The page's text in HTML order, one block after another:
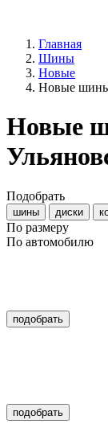
Главная
Шины
Новые
Новые шины
Новые
Подобрать
шины диски
По размеру
По автомобилю
подобрать
подобрать